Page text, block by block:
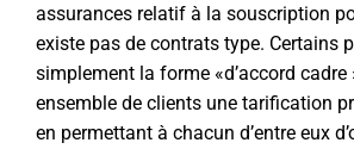
assurances relatif à la souscription
existe pas de contrats type. Certains
simplement la forme «d’accord cadre
ensemble de clients une tarification
en permettant à chacun d’entre eux